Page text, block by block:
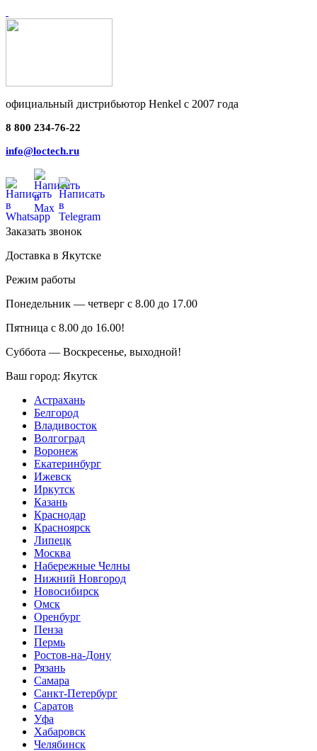
официальный дистрибьютор Henkel с 2007 года
8 800 234-76-22
info@loctech.ru
Заказать звонок
Доставка в Якутске
Режим работы
Понедельник — четверг с 8.00 до 17.00
Пятница с 8.00 до 16.00!
Суббота — Воскресенье, выходной!
Ваш город: Якутск
Астрахань
Белгород
Владивосток
Волгоград
Воронеж
Екатеринбург
Ижевск
Иркутск
Казань
Краснодар
Красноярск
Липецк
Москва
Набережные Челны
Нижний Новгород
Новосибирск
Омск
Оренбург
Пенза
Пермь
Ростов-на-Дону
Рязань
Самара
Санкт-Петербург
Саратов
Уфа
Хабаровск
Челябинск